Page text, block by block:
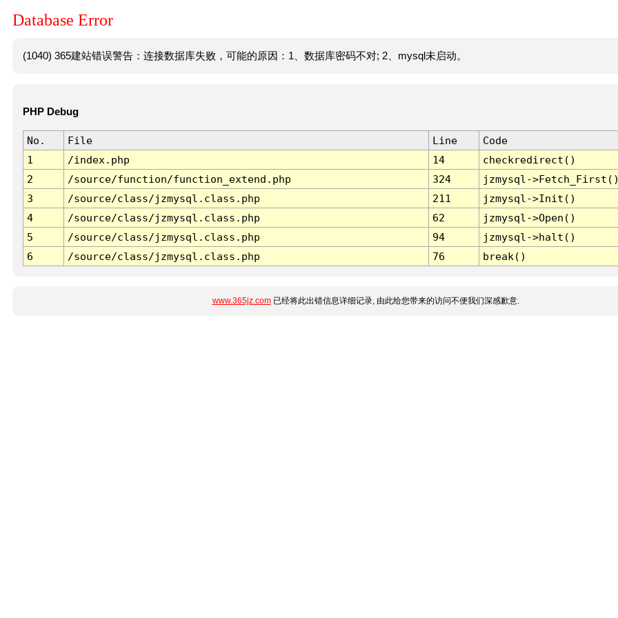
Database Error
(1040) 365建站错误警告：连接数据库失败，可能的原因：1、数据库密码不对; 2、mysql未启动。
PHP Debug
No. File Line
Code
1
/index.php 14
checkredirect()
2
/source/function/function_extend.php 324
jzmysql-
3
/source/class/jzmysql.class.php 211
jzmysql->Init()
4
/source/class/jzmysql.class.php 62
jzmysql->Open()
5
/source/class/jzmysql.class.php 94
jzmysql->halt()
6
/source/class/jzmysql.class.php 76 break()
www.365jz.com已经将此出错信息详细记录, 由此给您带来的访问不便我们深感歉意.